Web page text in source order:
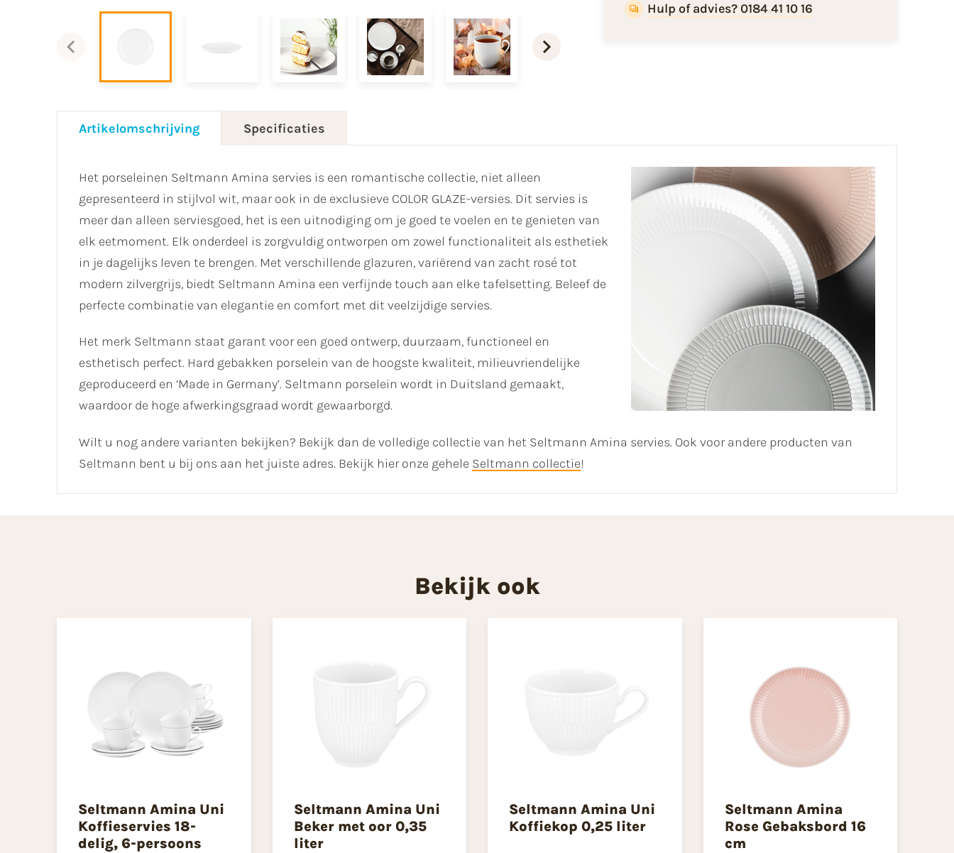
Hulp of advies? 0184 41 10 16
Artikelomschrijving Specificaties
Het porseleinen Seltmann Amina servies is een romantische collectie, niet alleen
gepresenteerd in stijlvol wit, maar ook in de exclusieve COLOR GLAZE-versies. Dit servies is
meer dan alleen serviesgoed, het is een uitnodiging om je goed te voelen en te genieten van
elk eetmoment. Elk onderdeel is zorgvuldig ontworpen om zowel functionaliteit als esthetiek
in je dagelijks leven te brengen. Met verschillende glazuren, variërend van zacht rosé tot
modern zilvergrijs, biedt Seltmann Amina een verfijnde touch aan elke tafelsetting. Beleef de
perfecte combinatie van elegantie en comfort met dit veelzijdige servies.
Het merk Seltmann staat garant voor een goed ontwerp, duurzaam, functioneel en
esthetisch perfect. Hard gebakken porselein van de hoogste kwaliteit, milieuvriendelijke
geproduceerd en ‘Made in Germany’. Seltmann porselein wordt in Duitsland gemaakt,
waardoor de hoge afwerkingsgraad wordt gewaarborgd.
Wilt u nog andere varianten bekijken? Bekijk dan de volledige collectie van het Seltmann Amina servies. Ook voor andere producten van
Seltmann bent u bij ons aan het juiste adres. Bekijk hier onze gehele Seltmann collectie!
Bekijk ook
Seltmann Amina Uni
Koffieservies 18-
delig, 6-persoons
Seltmann Amina Uni
Beker met oor 0,35
liter
Seltmann Amina Uni
Koffiekop 0,25 liter
Seltmann Amina
Rose Gebaksbord 16
cm